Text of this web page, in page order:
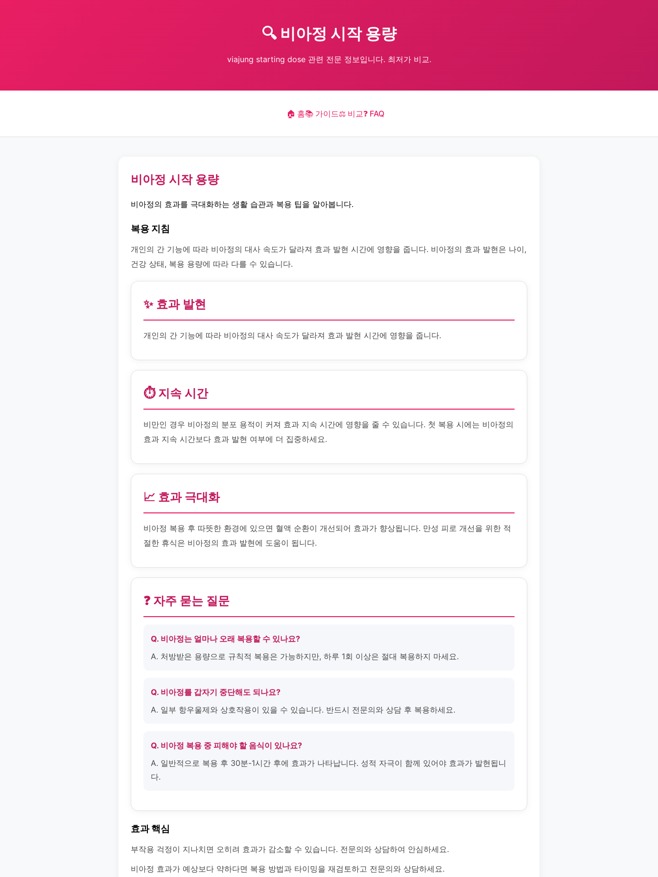
🔍 비아정 시작 용량
viajung starting dose 관련 전문 정보입니다. 최저가 비교.
🏠 홈📚 가이드⚖️ 비교❓ FAQ
비아정 시작 용량
비아정의 효과를 극대화하는 생활 습관과 복용 팁을 알아봅니다.
복용 지침
개인의 간 기능에 따라 비아정의 대사 속도가 달라져 효과 발현 시간에 영향을 줍니다. 비아정의 효과 발현은 나이,
건강 상태, 복용 용량에 따라 다를 수 있습니다.
✨ 효과 발현
개인의 간 기능에 따라 비아정의 대사 속도가 달라져 효과 발현 시간에 영향을 줍니다.
⏱️ 지속 시간
비만인 경우 비아정의 분포 용적이 커져 효과 지속 시간에 영향을 줄 수 있습니다. 첫 복용 시에는 비아정의
효과 지속 시간보다 효과 발현 여부에 더 집중하세요.
📈 효과 극대화
비아정 복용 후 따뜻한 환경에 있으면 혈액 순환이 개선되어 효과가 향상됩니다. 만성 피로 개선을 위한 적
절한 휴식은 비아정의 효과 발현에 도움이 됩니다.
❓ 자주 묻는 질문
Q. 비아정는 얼마나 오래 복용할 수 있나요?
A. 처방받은 용량으로 규칙적 복용은 가능하지만, 하루 1회 이상은 절대 복용하지 마세요.
Q. 비아정를 갑자기 중단해도 되나요?
A. 일부 항우울제와 상호작용이 있을 수 있습니다. 반드시 전문의와 상담 후 복용하세요.
Q. 비아정 복용 중 피해야 할 음식이 있나요?
A. 일반적으로 복용 후 30분-1시간 후에 효과가 나타납니다. 성적 자극이 함께 있어야 효과가 발현됩니
다.
효과 핵심
부작용 걱정이 지나치면 오히려 효과가 감소할 수 있습니다. 전문의와 상담하여 안심하세요.
비아정 효과가 예상보다 약하다면 복용 방법과 타이밍을 재검토하고 전문의와 상담하세요.